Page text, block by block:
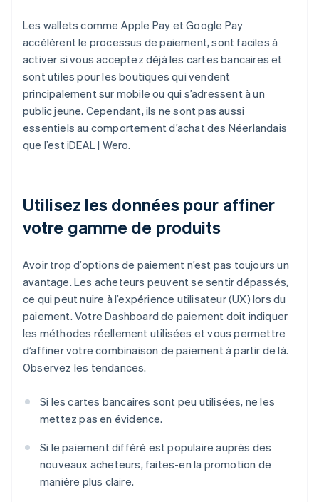
Les wallets comme Apple Pay et Google Pay
accélèrent le processus de paiement, sont faciles à
activer si vous acceptez déjà les cartes bancaires et
sont utiles pour les boutiques qui vendent
principalement sur mobile ou qui s’adressent à un
public jeune. Cependant, ils ne sont pas aussi
essentiels au comportement d’achat des Néerlandais
que l’est iDEAL | Wero.
Utilisez les données pour affiner
votre gamme de produits
Avoir trop d’options de paiement n’est pas toujours un
avantage. Les acheteurs peuvent se sentir dépassés,
ce qui peut nuire à l’expérience utilisateur (UX) lors du
paiement. Votre Dashboard de paiement doit indiquer
les méthodes réellement utilisées et vous permettre
d’affiner votre combinaison de paiement à partir de là.
Observez les tendances.
Si les cartes bancaires sont peu utilisées, ne les
mettez pas en évidence.
Si le paiement différé est populaire auprès des
nouveaux acheteurs, faites-en la promotion de
manière plus claire.